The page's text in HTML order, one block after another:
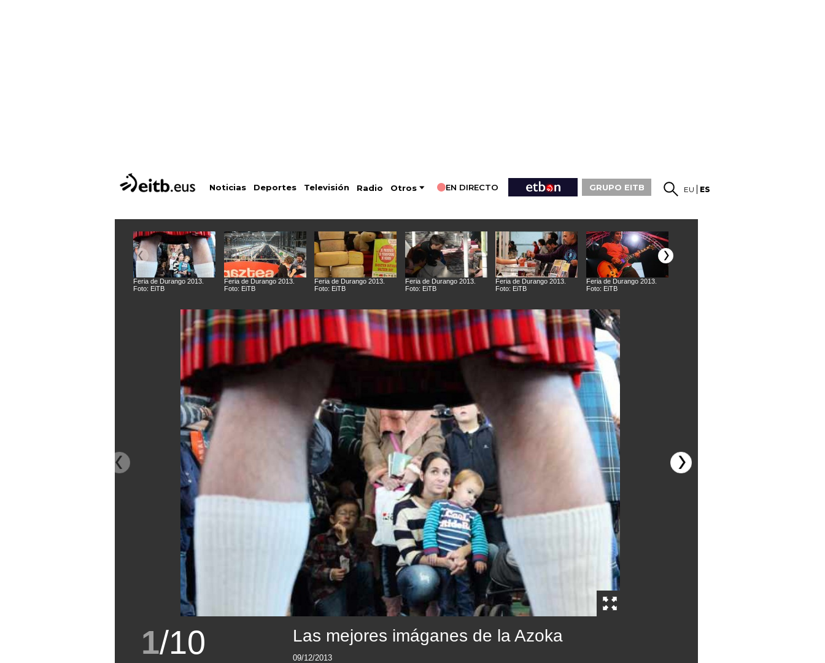
Noticias Deportes Televisión Radio Otros EN DIRECTO GRUPO EITB EU ES
Feria de Durango 2013.
Foto: EiTB
Feria de Durango 2013.
Foto: EiTB
Feria de Durango 2013.
Foto: EiTB
Feria de Durango 2013.
Foto: EiTB
Feria de Durango 2013.
Foto: EiTB
Feria de Durango 2013.
Foto: EiTB
1/10 Las mejores imáganes de la Azoka
09/12/2013